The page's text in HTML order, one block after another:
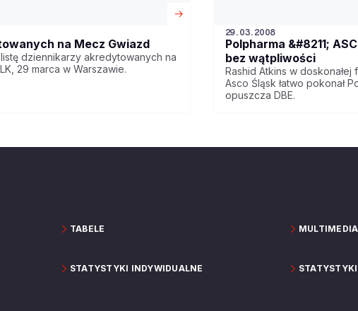
na Mecz Gwiazd
dziennikarzy akredytowanych na
29 marca w Warszawie.
29.03.2008
Polpharma &#8211;
bez wątpliwości
Rashid Atkins w doskonałej
Asco Śląsk łatwo pokonał
opuszcza DBE.
TABELE MULTIMEDIA
STATYSTYKI INDYWIDUALNE